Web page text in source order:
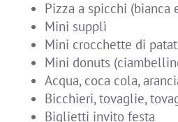
Pizza a spicchi (bianca
Mini supplì
Mini crocchette di
Mini donuts
Acqua, coca cola,
Bicchieri, tovaglie,
Biglietti invito festa